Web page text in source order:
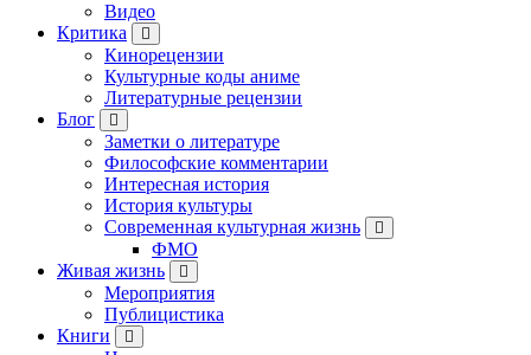
Видео
Критика
Кинорецензии
Культурные коды аниме
Литературные рецензии
Блог
Заметки о литературе
Философские комментарии
Интересная история
История культуры
Современная культурная жизнь
ФМО
Живая жизнь
Мероприятия
Публицистика
Книги